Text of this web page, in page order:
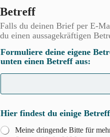
Betreff
Falls du deinen Brief per E-
du einen aussagekräftigen
Formuliere deine eigene
unten einen Betreff aus:
Hier findest du einige
Meine dringende Bitte für